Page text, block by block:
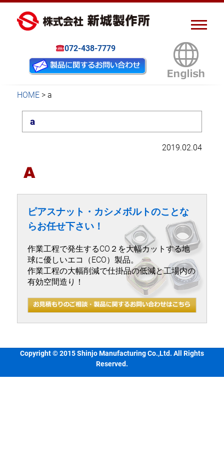
ピアスナット、クリンチボル
新城製作所
072-438-7779
HOME > a
a
2019.02.04
ピアスナット・カシメボルトのことな
らお任せ下さい！
作業工程で発生するCO２を大幅カットする地
球に優しいエコ（ECO）製品。
作業工程の大幅削減で仕掛品の低減と工場内の
有効空間造り！
Copyright © 2015 Shinjo Manufacturing Co.,Ltd. All Rights
Reserved.